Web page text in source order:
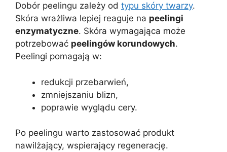
Dobór peelingu zależy od typu skóry twarzy.
Skóra wrażliwa lepiej reaguje na peelingi
enzymatyczne. Skóra wymagająca może
potrzebować peelingów korundowych.
Peelingi pomagają w:
redukcji przebarwień,
zmniejszaniu blizn,
poprawie wyglądu cery.
Po peelingu warto zastosować produkt
nawilżający, wspierający regenerację.